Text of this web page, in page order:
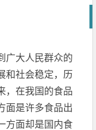
广大人民群众的
和社会稳定，历
，在我国的食品
面是许多食品出
方面却是国内食